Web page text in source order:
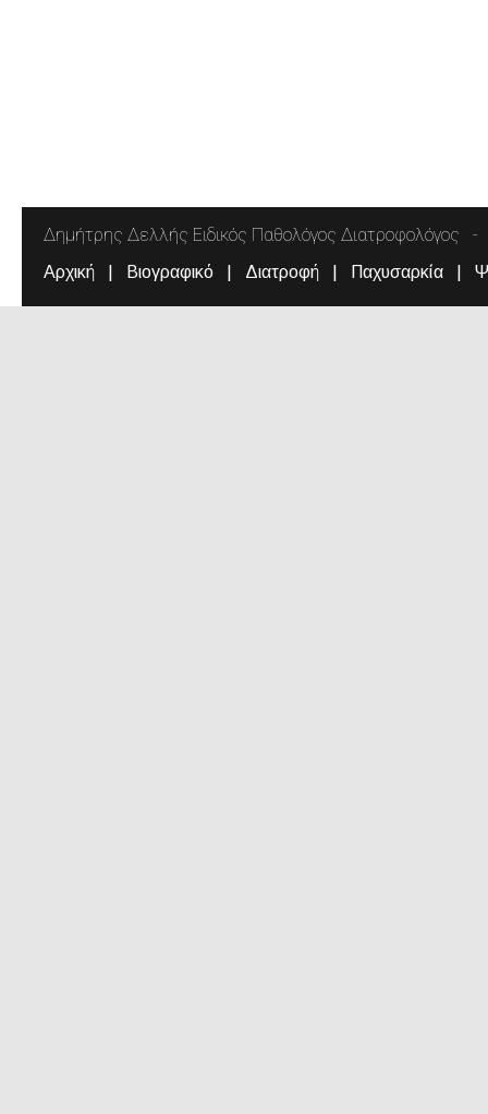
Δημήτρης Δελλής Ειδικός Παθολόγος Διατροφολόγος
Αρχική Βιογραφικό Διατροφή Παχυσαρκία